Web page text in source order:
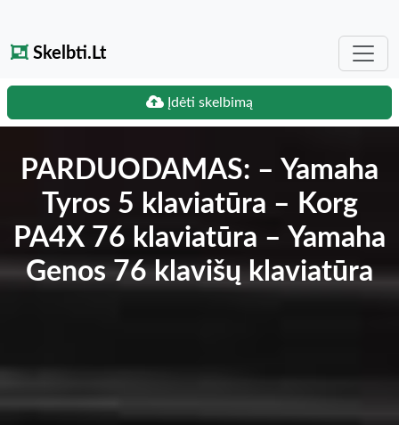
Skelbti.Lt
Įdėti skelbimą
PARDUODAMAS: – Yamaha
Tyros 5 klaviatūra – Korg
PA4X 76 klaviatūra – Yamaha
Genos 76 klavišų klaviatūra